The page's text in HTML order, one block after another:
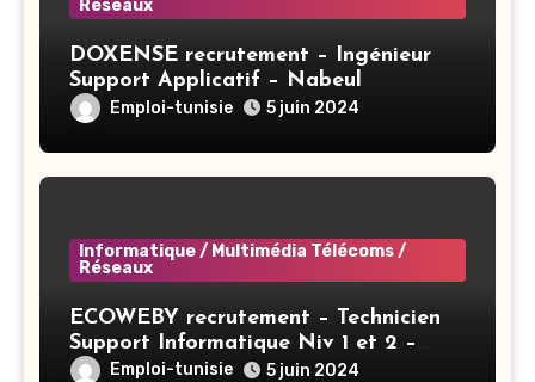
Réseaux
DOXENSE recrutement – Ingénieur
Support Applicatif – Nabeul
Emploi-tunisie 5 juin 2024
Informatique / Multimédia Télécoms /
Réseaux
ECOWEBY recrutement – Technicien
Support Informatique Niv 1 et 2 –
TunisEmploi-tunisie 5 juin 2024